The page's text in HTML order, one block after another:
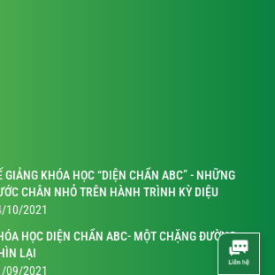
GIẢNG KHÓA HỌC “DIỆN CHẨN ABC” - NHỮNG
CHÂN NHỎ TRÊN HÀNH TRÌNH KỲ DIỆU
10/2021
HỌC DIỆN CHẨN ABC- MỘT CHẶNG ĐƯỜNG
LẠI
09/2021